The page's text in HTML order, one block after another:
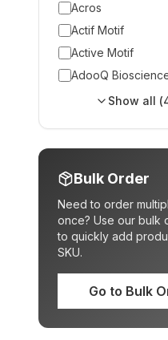
Acros
Actif Motif
Active Motif
AdooQ
Show all (
Bulk Order
Need to order
once? Use our bulk
to quickly add
SKU.
Go to Bulk